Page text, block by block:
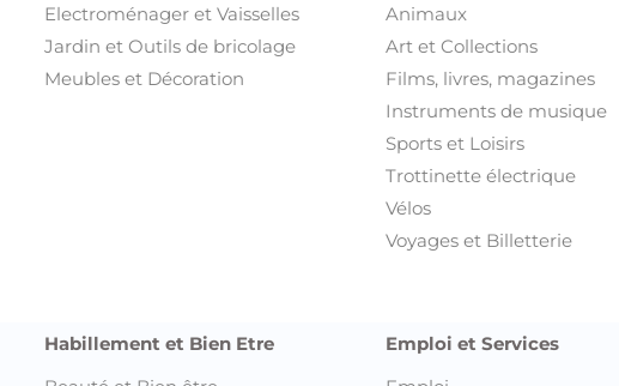
Electroménager et Vaisselles
Jardin et Outils de bricolage
Meubles et Décoration
Animaux
Art et Collections
Films, livres, magazines
Instruments de musique
Sports et Loisirs
Trottinette électrique
Vélos
Voyages et Billetterie
Habillement et Bien Etre
Emploi et Services